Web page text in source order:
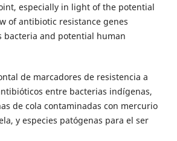
especially in light of the potential
of antibiotic resistance genes
bacteria and potential human
de marcadores de resistencia a
entre bacterias indígenas,
de cola contaminadas con mercurio
y especies patógenas para el ser